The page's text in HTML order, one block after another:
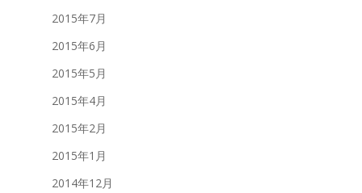
2015年7月
2015年6月
2015年5月
2015年4月
2015年2月
2015年1月
2014年12月